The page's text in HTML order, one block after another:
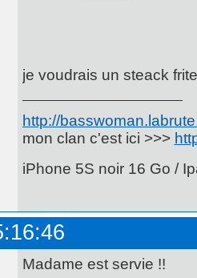
je voudrais un steack
http://
mon clan c'est ici >>>
iPhone 5S noir 16 Go /
Madame est servie !!